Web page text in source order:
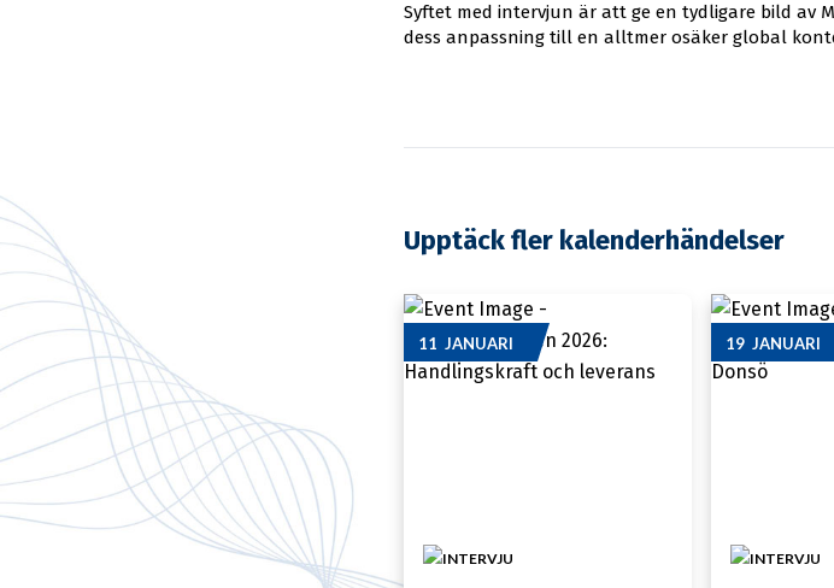
Syftet med intervjun är att ge en tydligare bild av
dess anpassning till en alltmer osäker global
Upptäck fler kalenderhändelser
11 JANUARI
INTERVJU
19 JANUARI
INTERVJU